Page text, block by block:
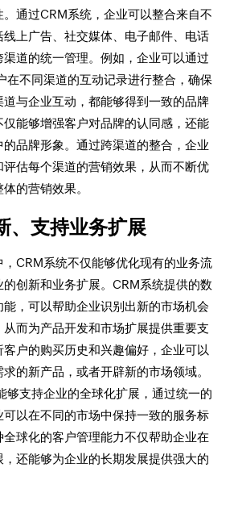
通过CRM系统，企业可以整合来自不
上广告、社交媒体、电子邮件、电话
道的统一管理。例如，企业可以通过
在不同渠道的互动记录进行整合，确保
与企业互动，都能够得到一致的品牌
能够增强客户对品牌的认同感，还能
品牌形象。通过跨渠道的整合，企业
估每个渠道的营销效果，从而不断优
的营销效果。
、支持业务扩展
CRM系统不仅能够优化现有的业务流
创新和业务扩展。CRM系统提供的数
，可以帮助企业识别出新的市场机会
而为产品开发和市场扩展提供重要支
户的购买历史和兴趣偏好，企业可以
的新产品，或者开辟新的市场领域。
够支持企业的全球化扩展，通过统一的
以在不同的市场中保持一致的服务标
球化的客户管理能力不仅帮助企业在
还能够为企业的长期发展提供强大的